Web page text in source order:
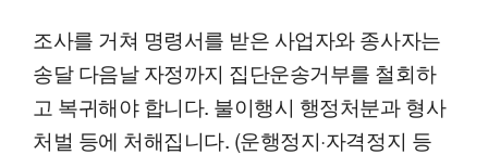
조사를 거쳐 명령서를 받은 사업자와 종사자는
송달 다음날 자정까지 집단운송거부를 철회하
고 복귀해야 합니다. 불이행시 행정처분과 형사
처벌 등에 처해집니다. (운행정지·자격정지 등